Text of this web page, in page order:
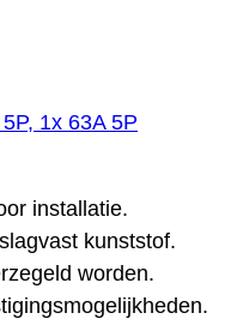
1x 63A 5P
installatie.
kunststof.
worden.